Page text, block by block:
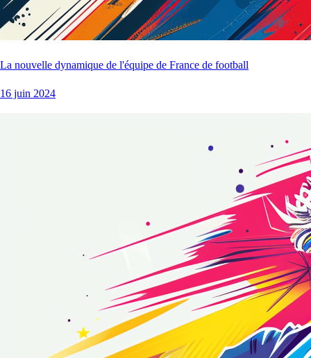
La nouvelle dynamique de l'équipe de France de football
16 juin 2024